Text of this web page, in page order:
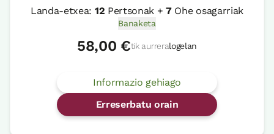
Landa-etxea: 12 Pertsonak +7Ohe osagarriak
Banaketa
58,00 €tik aurreralogelan
Informazio gehiago
Erreserbatu orain